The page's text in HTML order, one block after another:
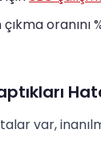
var,